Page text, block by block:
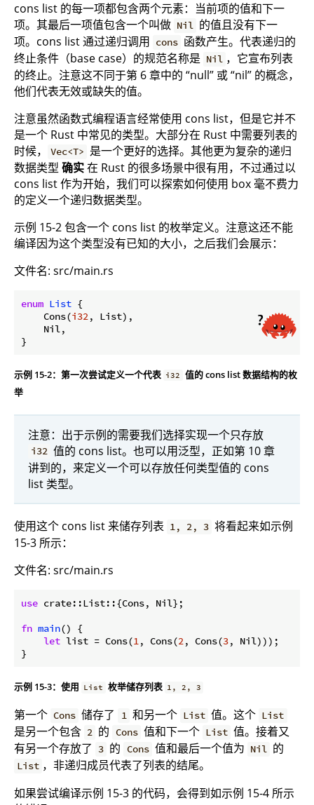
cons list 的每一项都包含两个元素：当前项的值和下一
项。其最后一项值包含一个叫做 Nil 的值且没有下一
项。cons list 通过递归调用 cons 函数产生。代表递归的
终止条件（base case）的规范名称是 Nil ，它宣布列表
的终止。注意这不同于第 6 章中的 “null” 或 “nil” 的概念，
他们代表无效或缺失的值。
注意虽然函数式编程语言经常使用 cons list，但是它并不
是一个 Rust 中常见的类型。大部分在 Rust 中需要列表的
时候，
Vec<T> 是一个更好的选择。其他更为复杂的递归
数据类型 确实在 Rust 的很多场景中很有用，不过通过以
cons list 作为开始，我们可以探索如何使用 box 毫不费力
的定义一个递归数据类型。
示例 15-2 包含一个 cons list 的枚举定义。注意这还不能
编译因为这个类型没有已知的大小，之后我们会展示：
文件名: src/main.rs
enum List {
    Cons(
i32, List),
    Nil,
}
示例 15-2：第一次尝试定义一个代表 i32 值的 cons list 数据结构的枚
举
注意：出于示例的需要我们选择实现一个只存放
i32 值的 cons list。也可以用泛型，正如第 10 章
讲到的，来定义一个可以存放任何类型值的 cons
list 类型。
使用这个 cons list 来储存列表 1, 2, 3 将看起来如示例
15-3 所示：
文件名: src/main.rs
use crate::List::{Cons, Nil};
fn main() {
let list = Cons(1, Cons(2, Cons(3, Nil)));
}
示例 15-3：使用 List 枚举储存列表 1, 2, 3
第一个 Cons 储存了 1 和另一个 List 值。这个 List
是另一个包含 2 的 Cons 值和下一个 List 值。接着又
有另一个存放了
3 的 Cons 值和最后一个值为 Nil 的
List ，非递归成员代表了列表的结尾。
如果尝试编译示例 15-3 的代码，会得到如示例 15-4 所示